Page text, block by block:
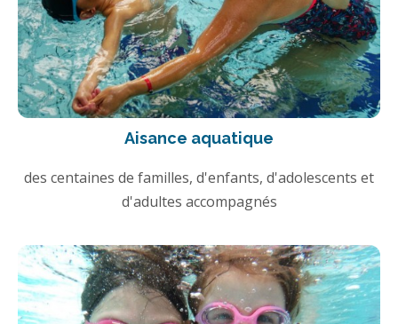
Aisance aquatique
des centaines de familles, d'enfants, d'adolescents et
d'adultes accompagnés